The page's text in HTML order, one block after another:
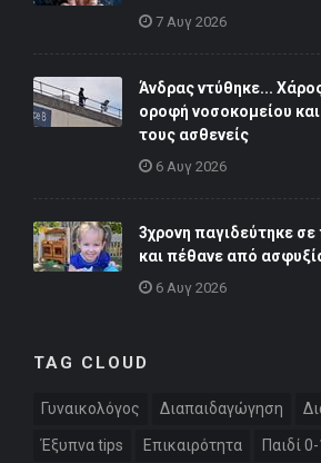
7 Αυγ 2026
Άνδρας ντύθηκε...
οροφή νοσοκομείου
τους ασθενείς
6 Αυγ 2026
3χρονη παγιδεύτηκε σε
και πέθανε από
6 Αυγ 2026
TAG CLOUD
Γυναικολόγος Διαπαιδαγώγηση
Έξυπνα tips Επικαιρότητα Παιδί 0-